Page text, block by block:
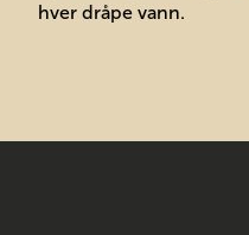
hver dråpe vann.